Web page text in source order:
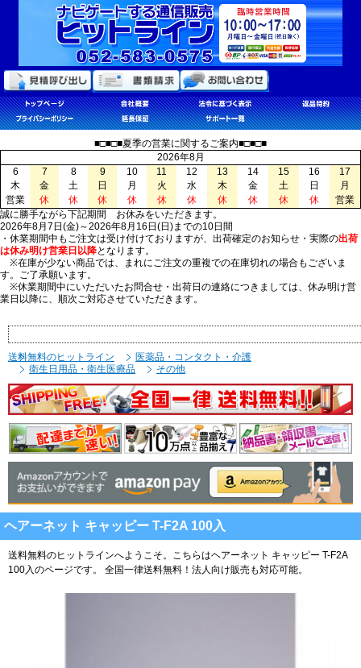
■□■□■夏季の営業に関するご案内■□■□■
2026年8月
6
7 8 9 10 11 12 13 14 15 16
17
木
金 土 日 月 火 水 木 金 土 日
月
営業
休 休 休 休 休 休 休 休 休 休
営業
誠に勝手ながら下記期間 お休みをいただきます。
2026年8月7日(金)～2026年8月16日(日)までの10日間
・休業期間中もご注文は受け付けておりますが、出荷確定のお知らせ・実際の出荷
は休み明け営業日以降となります。
※在庫が少ない商品では、まれにご注文の重複での在庫切れの場合もございま
す。ご了承願います。
※休業期間中にいただいたお問合せ・出荷日の連絡につきましては、休み明け営
業日以降に、順次ご対応させていただきます。
送料無料のヒットライン
医薬品・コンタクト・介護
衛生日用品・衛生医療品
その他
ヘアーネット キャッピー T-F2A 100入
送料無料のヒットラインへようこそ。こちらはヘアーネット キャッピー T-F2A
100入のページです。
全国一律送料無料！法人向け販売も対応可能。